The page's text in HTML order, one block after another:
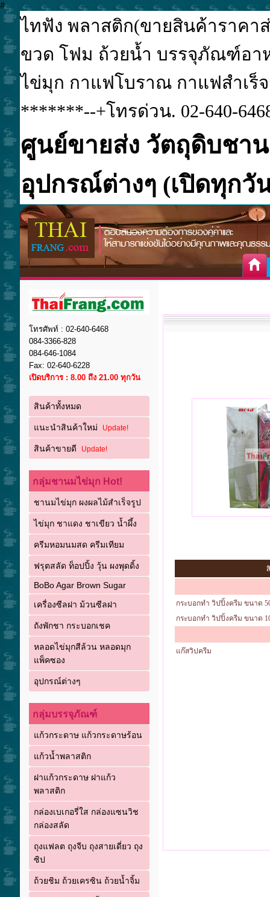
#
ไทฟัง พลาสติก(ขายสินค้าราค
ขวด โฟม ถ้วยน้ำ บรรจุภัณฑ์อา
ไข่มุก กาแฟโบราณ กาแฟสำเร็
*******--+โทรด่วน. 02-640-
ศูนย์ขายส่ง วัตถุดิบชา
อุปกรณ์ต่างๆ (เปิดทุกวั
โทรศัพท์ : 02-640-6468
084-3366-828
084-646-1084
Fax: 02-640-6228
เปิดบริการ : 8.00 ถึง 21.00 ทุกวัน
สินค้าทั้งหมด
แนะนำสินค้าใหม่ Update!
สินค้าขายดี Update!
กลุ่มชานมไข่มุก Hot!
ชานมไข่มุก ผงผลไม้สำเร็จรูป
ไข่มุก ชาแดง ชาเขียว น้ำผึ้ง
ครีมหอมนมสด ครีมเทียม
ฟรุตสลัด ท็อปปิ้ง วุ้น ผงพุดดิ้ง
BoBo Agar Brown Sugar
เครื่องซีลฝา ม้วนซีลฝา
ถังพักชา กระบอกเชค
หลอดไข่มุกสีล้วน หลอดมุก
แพ็คซอง
อุปกรณ์ต่างๆ
กลุ่มบรรจุภัณฑ์
แก้วกระดาษ แก้วกระดาษร้อน
แก้วน้ำพลาสติก
ฝาแก้วกระดาษ ฝาแก้ว
พลาสติก
กล่องเบเกอรี่ใส กล่องแซนวิช
กล่องสลัด
ถุงแฟลต ถุงจีบ ถุงสายเดี่ยว ถุง
ซิป
ถ้วยชิม ถ้วยเครซิน ถ้วยน้ำจิ้ม
กระบอกทำ วิปปิ้งครีม ขนาด
กระบอกทำ วิปปิ้งครีม ขนาด
แก๊สวิปครีม